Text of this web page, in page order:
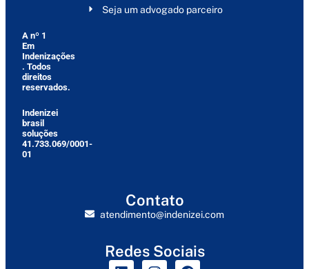
Seja um advogado parceiro
A nº 1
Em
Indenizações
. Todos
direitos
reservados.
Indenizei
brasil
soluções
41.733.069/0001-
01
Contato
atendimento@indenizei.com
Redes Sociais